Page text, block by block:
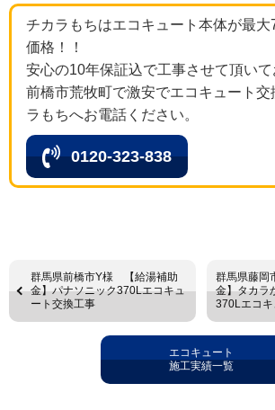
チカラもちはエコキュート本体が最
価格！！
安心の10年保証込で工事させて頂いて
前橋市荒牧町で激安でエコキュート交
ラもちへお電話ください。
0120-323-838
群馬県前橋市Y様 【給湯補助
金】パナソニック370Lエコキュ
ート交換工事
群馬県藤
金】タカラ
370Lエコ
エコキュート
施工実績一覧